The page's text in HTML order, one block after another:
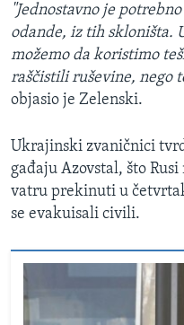
"Jednostavno je
odande, iz tih skloništa.
možemo da koristimo
raščistili ruševine, nego
objasio je Zelenski.
Ukrajinski zvaničnici
gađaju Azovstal, što
vatru prekinuti u
se evakuisali civili.